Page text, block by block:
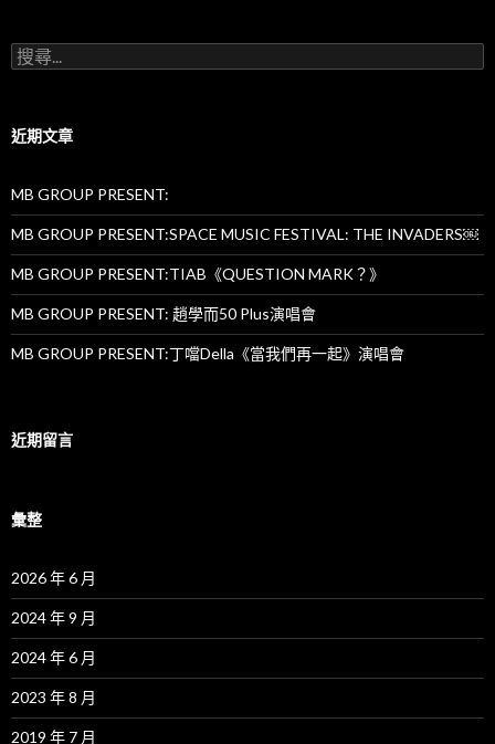
搜
尋
字:
近期文章
MB GROUP PRESENT:
MB GROUP PRESENT:SPACE MUSIC FESTIVAL: THE INVADERS￼
MB GROUP PRESENT:TIAB《QUESTION MARK？》
MB GROUP PRESENT: 趙學而50 Plus演唱會
MB GROUP PRESENT:丁噹Della《當我們再一起》演唱會
近期留言
彙整
2026 年 6 月
2024 年 9 月
2024 年 6 月
2023 年 8 月
2019 年 7 月